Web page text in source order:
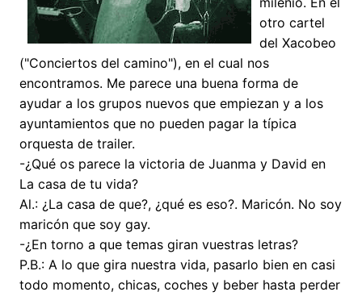
otro cartel
del Xacobeo
("Conciertos del camino"), en el cual nos
encontramos. Me parece una buena forma de
ayudar a los grupos nuevos que empiezan y a los
ayuntamientos que no pueden pagar la típica
orquesta de trailer.
-¿Qué os parece la victoria de Juanma y David en
La casa de tu vida?
Al.: ¿La casa de que?, ¿qué es eso?. Maricón. No soy
maricón que soy gay.
-¿En torno a que temas giran vuestras letras?
P.B.: A lo que gira nuestra vida, pasarlo bien en casi
todo momento, chicas, coches y beber hasta perder